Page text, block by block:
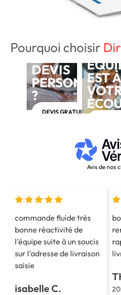
Pourquoi choisir
BESOIN D'UN
DEVIS
?
DEVIS GRATUIT
EST À
Avis de nos
commande fluide très
bonne réactivité de
l'équipe suite à un soucis
sur l'adresse de livraison
saisie
isabelle C.